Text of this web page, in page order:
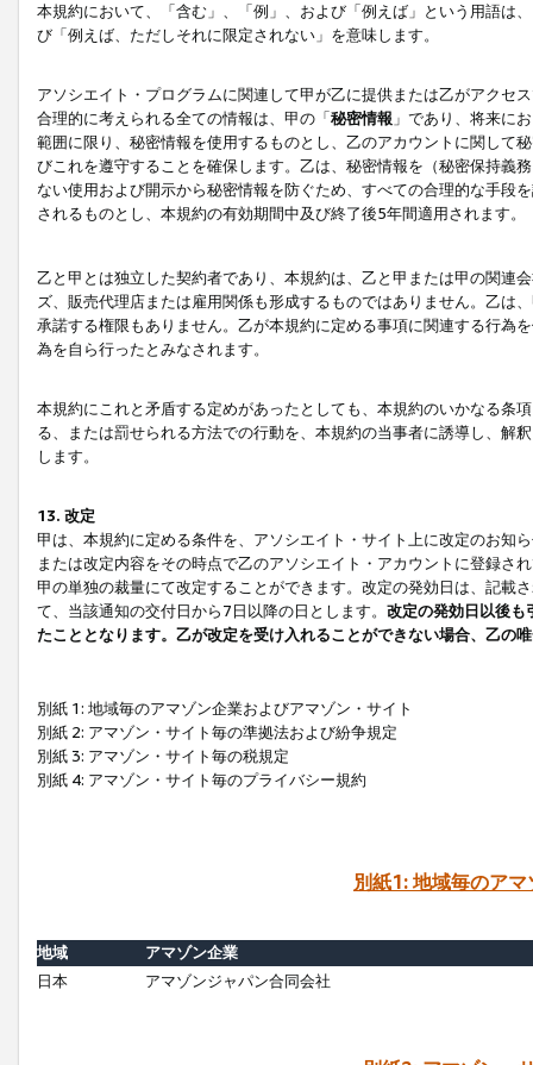
本規約において、「含む」、「例」、および「例えば」という用語は
び「例えば、ただしそれに限定されない」を意味します。
アソシエイト・プログラムに関連して甲が乙に提供または乙がアクセ
合理的に考えられる全ての情報は、甲の「秘密情報 」であり、将来に
範囲に限り、秘密情報を使用するものとし、乙のアカウントに関して
びこれを遵守することを確保します。乙は、秘密情報を（秘密保持義
ない使用および開示から秘密情報を防ぐため、すべての合理的な手段
されるものとし、本規約の有効期間中及び終了後5年間適用されます。
乙と甲とは独立した契約者であり、本規約は、乙と甲または甲の関連
ズ、販売代理店または雇用関係も形成するものではありません。乙は
承諾する権限もありません。乙が本規約に定める事項に関連する行為
為を自ら行ったとみなされます。
本規約にこれと矛盾する定めがあったとしても、本規約のいかなる条
る、または罰せられる方法での行動を、本規約の当事者に誘導し、解
します。
13. 改定
甲は、本規約に定める条件を、アソシエイト・サイト上に改定のお知
または改定内容をその時点で乙のアソシエイト・アカウントに登録さ
甲の単独の裁量にて改定することができます。改定の発効日は、記載
て、当該通知の交付日から7日以降の日とします。 改定の発効日以後も
たこととなります。乙が改定を受け入れることができない場合、乙の
別紙 1: 地域毎のアマゾン企業およびアマゾン・サイト
別紙 2: アマゾン・サイト毎の準拠法および紛争規定
別紙 3: アマゾン・サイト毎の税規定
別紙 4: アマゾン・サイト毎のプライバシー規約
別紙1: 地域毎のア
地域
アマゾン企業
日本
アマゾンジャパン合同会社